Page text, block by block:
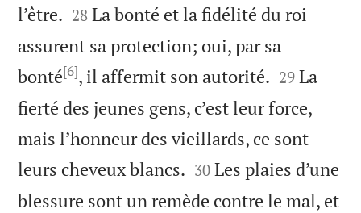
l’être. 

28 La bonté et la fidélité du roi
assurent sa protection; oui, par sa
bonté[6], il affermit son autorité. 

29 La
fierté des jeunes gens, c’est leur force,
mais l’honneur des vieillards, ce sont
leurs cheveux blancs. 

30 Les plaies d’une
blessure sont un remède contre le mal, et